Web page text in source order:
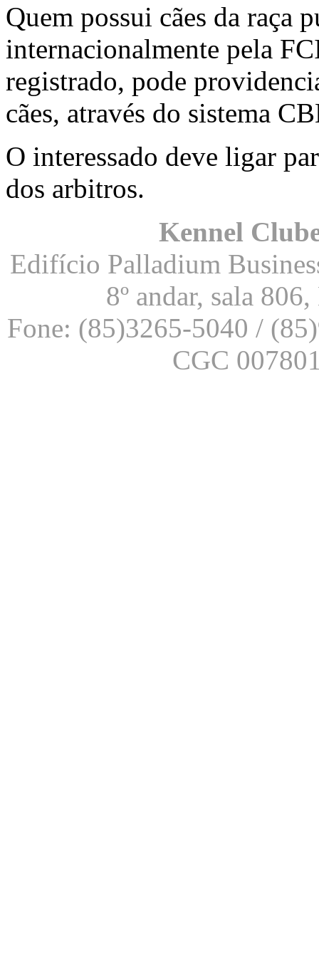
Quem possui cães da raça
internacionalmente pela
registrado, pode
cães, através do sistema
O interessado deve ligar
dos arbitros.
Kennel
Edifício Palladium
8º andar, sala
Fone: (85)3265-5040 /
CGC